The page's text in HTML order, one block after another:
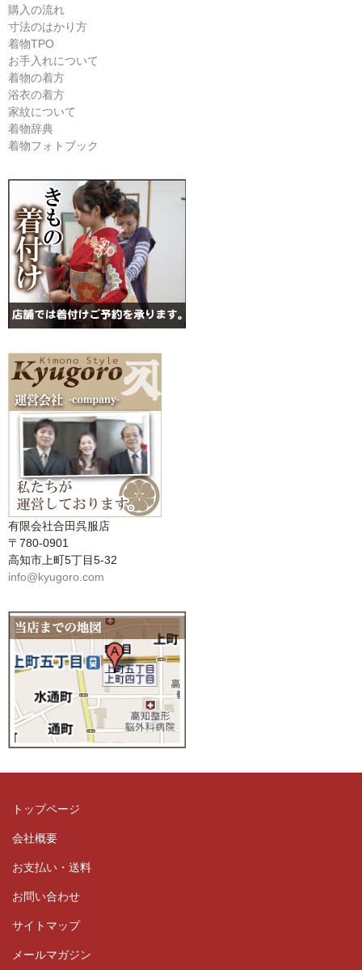
購入の流れ
寸法のはかり方
着物TPO
お手入れについて
着物の着方
浴衣の着方
家紋について
着物辞典
着物フォトブック
有限会社合田呉服店
〒780-0901
高知市上町5丁目5-32
info@kyugoro.com
トップページ
会社概要
お支払い・送料
お問い合わせ
サイトマップ
メールマガジン